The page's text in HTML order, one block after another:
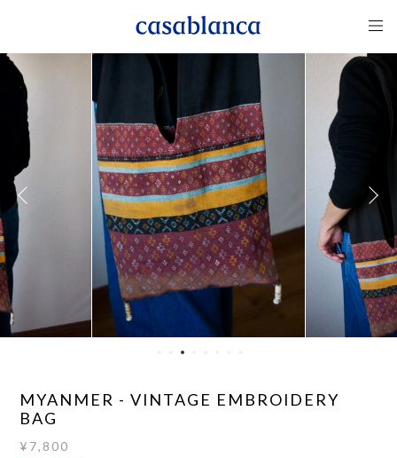
MYANMER - VINTAGE EMBROIDERY
BAG
¥7,800